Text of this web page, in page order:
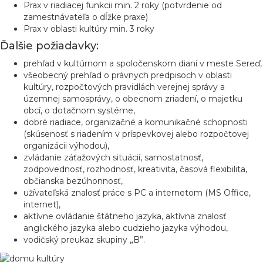
Prax v riadiacej funkcii min. 2 roky (potvrdenie od
zamestnávateľa o dĺžke praxe)
Prax v oblasti kultúry min. 3 roky
Ďalšie požiadavky:
prehľad v kultúrnom a spoločenskom dianí v meste Sereď,
všeobecný prehľad o právnych predpisoch v oblasti
kultúry, rozpočtových pravidlách verejnej správy a
územnej samosprávy, o obecnom zriadení, o majetku
obcí, o dotačnom systéme,
dobré riadiace, organizačné a komunikačné schopnosti
(skúsenosť s riadením v príspevkovej alebo rozpočtovej
organizácii výhodou),
zvládanie záťažových situácií, samostatnosť,
zodpovednosť, rozhodnosť, kreativita, časová flexibilita,
občianska bezúhonnosť,
užívateľská znalosť práce s PC a internetom (MS Office,
internet),
aktívne ovládanie štátneho jazyka, aktívna znalosť
anglického jazyka alebo cudzieho jazyka výhodou,
vodičský preukaz skupiny „B”.